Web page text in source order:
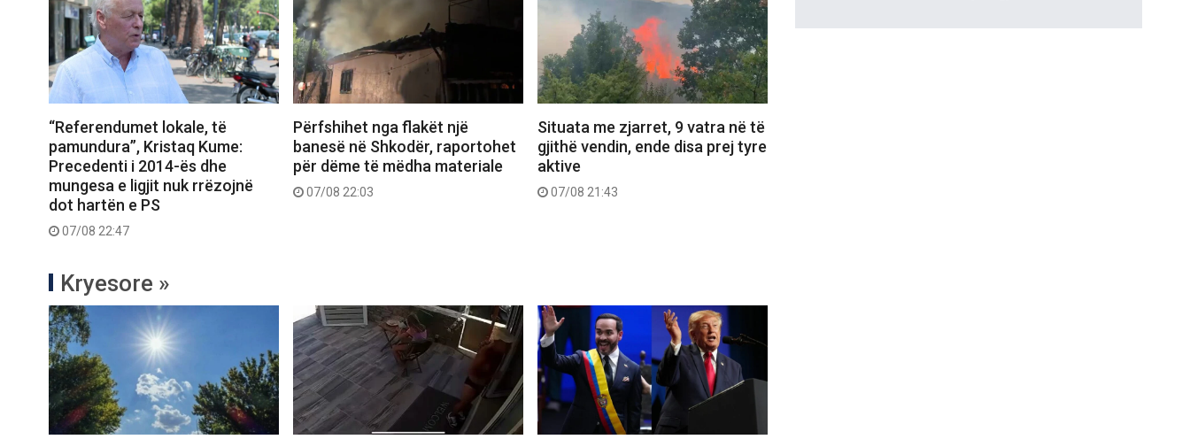
“Referendumet lokale, të
pamundura”, Kristaq Kume:
Precedenti i 2014-ës dhe
mungesa e ligjit nuk rrëzojnë
dot hartën e PS
07/08 22:47
Përfshihet nga flakët një
banesë në Shkodër, raportohet
për dëme të mëdha materiale
07/08 22:03
Situata me zjarret, 9 vatra në të
gjithë vendin, ende disa prej tyre
aktive
07/08 21:43
Kryesore »